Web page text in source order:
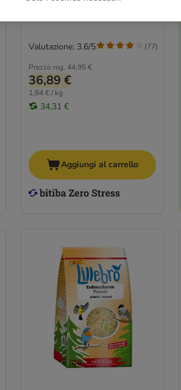
Prezzo reg. 44,95 €
36,89 €
1,84 € / kg
34,31 €
Valutazione: 3.6/5 (77)
Aggiungi al carrello